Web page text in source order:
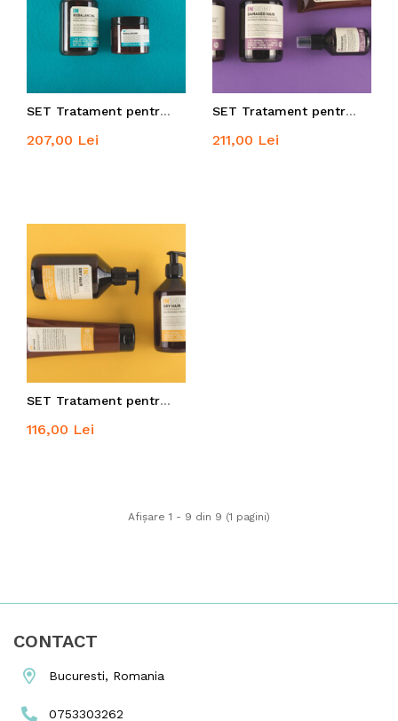
SET Tratament pentru păr gras
207,00 Lei
SET Tratament pentru par deteriorat
211,00 Lei
SET Tratament pentru par uscat
116,00 Lei
Afişare 1 - 9 din 9 (1 pagini)
CONTACT
Bucuresti, Romania
0753303262